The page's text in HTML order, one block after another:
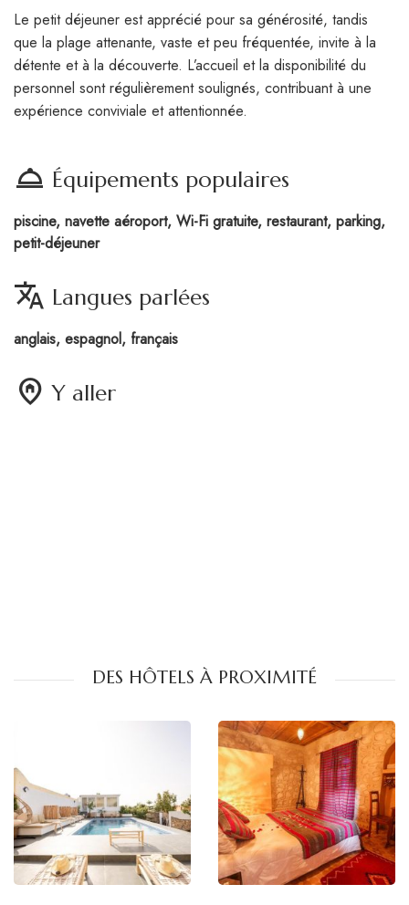
Le petit déjeuner est apprécié pour sa générosité, tandis
que la plage attenante, vaste et peu fréquentée, invite à la
détente et à la découverte. L’accueil et la disponibilité du
personnel sont régulièrement soulignés, contribuant à une
expérience conviviale et attentionnée.
room_service Équipements populaires
piscine, navette aéroport, Wi-Fi gratuite, restaurant, parking,
petit-déjeuner
translate Langues parlées
anglais, espagnol, français
home_pin Y aller
DES HÔTELS À PROXIMITÉ